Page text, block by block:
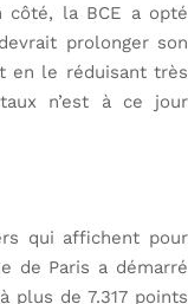
côté, la BCE a opté
prolonger son
en le réduisant très
n’est à ce jour
qui affichent pour
de Paris a démarré
plus de 7.317 points